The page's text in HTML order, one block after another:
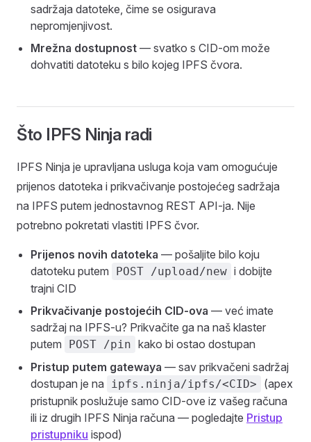
sadržaja datoteke, čime se osigurava
nepromjenjivost.
Mrežna dostupnost — svatko s CID-om može
dohvatiti datoteku s bilo kojeg IPFS čvora.
Što IPFS Ninja radi
IPFS Ninja je upravljana usluga koja vam omogućuje
prijenos datoteka i prikvačivanje postojećeg sadržaja
na IPFS putem jednostavnog REST API-ja. Nije
potrebno pokretati vlastiti IPFS čvor.
Prijenos novih datoteka — pošaljite bilo koju
datoteku putem
POST /upload/new i dobijte
trajni CID
Prikvačivanje postojećih CID-ova — već imate
sadržaj na IPFS-u? Prikvačite ga na naš klaster
putem
POST /pin kako bi ostao dostupan
Pristup putem gatewaya — sav prikvačeni sadržaj
dostupan je na
ipfs.ninja/ipfs/<CID>
(apex
pristupnik poslužuje samo CID-ove iz vašeg računa
ili iz drugih IPFS Ninja računa — pogledajte Pristup
pristupniku ispod)